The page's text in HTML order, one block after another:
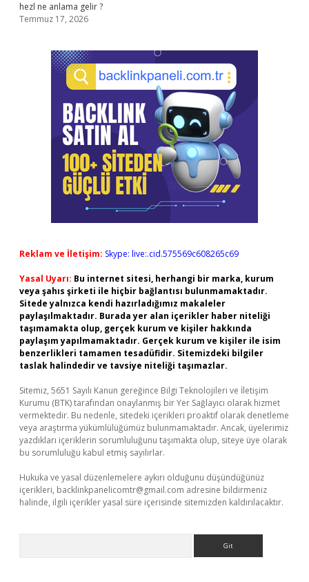
hezl ne anlama gelir ?
Temmuz 17, 2026
Reklam ve İletişim: Skype: live:.cid.575569c608265c69
Yasal Uyarı: Bu internet sitesi, herhangi bir marka, kurum
veya şahıs şirketi ile hiçbir bağlantısı bulunmamaktadır.
Sitede yalnızca kendi hazırladığımız makaleler
paylaşılmaktadır. Burada yer alan içerikler haber niteliği
taşımamakta olup, gerçek kurum ve kişiler hakkında
paylaşım yapılmamaktadır. Gerçek kurum ve kişiler ile isim
benzerlikleri tamamen tesadüfidir. Sitemizdeki bilgiler
taslak halindedir ve tavsiye niteliği taşımazlar.
Sitemiz, 5651 Sayılı Kanun gereğince Bilgi Teknolojileri ve İletişim
Kurumu (BTK) tarafından onaylanmış bir Yer Sağlayıcı olarak hizmet
vermektedir. Bu nedenle, sitedeki içerikleri proaktif olarak denetleme
veya araştırma yükümlülüğümüz bulunmamaktadır. Ancak, üyelerimiz
yazdıkları içeriklerin sorumluluğunu taşımakta olup, siteye üye olarak
bu sorumluluğu kabul etmiş sayılırlar.
Hukuka ve yasal düzenlemelere aykırı olduğunu düşündüğünüz
içerikleri, backlinkpanelicomtr@gmail.com adresine bildirmeniz
halinde, ilgili içerikler yasal süre içerisinde sitemizden kaldırılacaktır.